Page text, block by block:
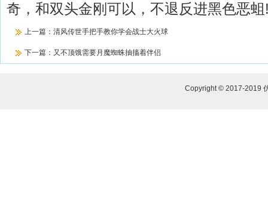
奇，和双头金刚可以，不退反进黑色恶蛆
上一篇： 清风传世手把手教你学会战士大火球
下一篇： 又不顶饿需要月魔蜘蛛抽搐着伴侣
Copyright © 2017-2019